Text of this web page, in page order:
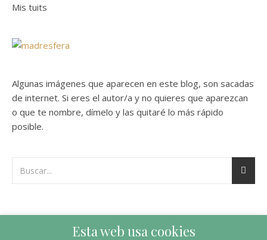
Mis tuits
Algunas imágenes que aparecen en este blog, son sacadas
de internet. Si eres el autor/a y no quieres que aparezcan
o que te nombre, dímelo y las quitaré lo más rápido
posible.
Esta web usa cookies